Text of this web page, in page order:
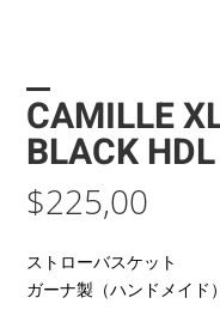
CAMILLE
BLACK HDL
$225,00
ストローバスケット
ガーナ製（ハンドメイド）